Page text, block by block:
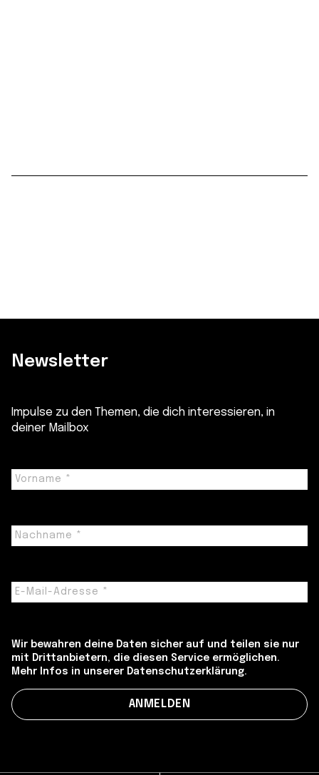
Newsletter
Impulse zu den Themen, die dich interessieren, in
deiner Mailbox
Wir bewahren deine Daten sicher auf und teilen sie nur
mit Drittanbietern, die diesen Service ermöglichen.
Mehr Infos in unserer Datenschutzerklärung.